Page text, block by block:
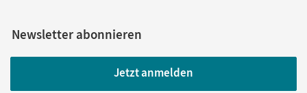
Newsletter abonnieren
Jetzt anmelden